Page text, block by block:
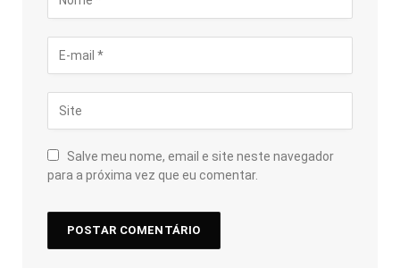
Salve meu nome, email e site neste navegador
para a próxima vez que eu comentar.